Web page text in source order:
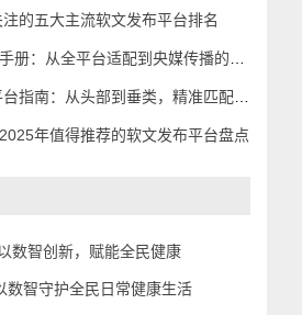
的五大主流软文发布平台排名
从全平台适配到央媒传播的精准路径
：从头部到垂类，精准匹配品牌传播需求
年值得推荐的软文发布平台盘点
数智创新，赋能全民健康
数智守护全民日常健康生活